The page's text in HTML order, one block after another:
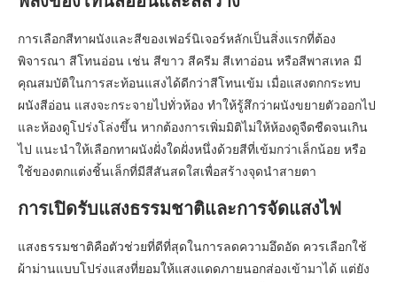
การเลือกสีทาผนังและสีของเฟอร์นิเจอร์หลักเป็นสิ่งแรกที่ต้อง
พิจารณา สีโทนอ่อน เช่น สีขาว สีครีม สีเทาอ่อน หรือสีพาสเทล มี
คุณสมบัติในการสะท้อนแสงได้ดีกว่าสีโทนเข้ม เมื่อแสงตกกระทบ
ผนังสีอ่อน แสงจะกระจายไปทั่วห้อง ทำให้รู้สึกว่าผนังขยายตัวออกไป
และห้องดูโปร่งโล่งขึ้น หากต้องการเพิ่มมิติไม่ให้ห้องดูจืดชืดจนเกิน
ไป แนะนำให้เลือกทาผนังฝั่งใดฝั่งหนึ่งด้วยสีที่เข้มกว่าเล็กน้อย หรือ
ใช้ของตกแต่งชิ้นเล็กที่มีสีสันสดใสเพื่อสร้างจุดนำสายตา
การเปิดรับแสงธรรมชาติและการจัดแสงไฟ
แสงธรรมชาติคือตัวช่วยที่ดีที่สุดในการลดความอึดอัด ควรเลือกใช้
ผ้าม่านแบบโปร่งแสงที่ยอมให้แสงแดดภายนอกส่องเข้ามาได้ แต่ยัง